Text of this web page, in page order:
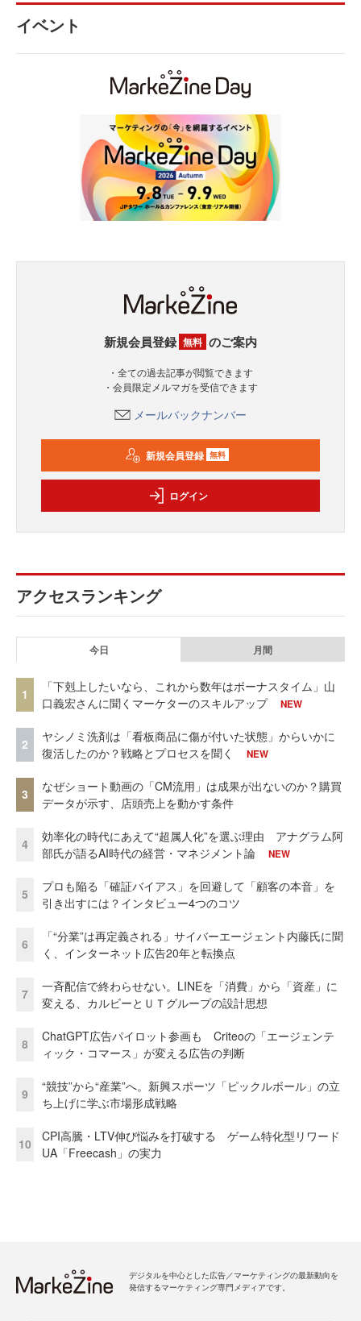
イベント
新規会員登録 無料 のご案内
・全ての過去記事が閲覧できます
・会員限定メルマガを受信できます
メールバックナンバー
新規会員登録 無料
ログイン
アクセスランキング
今日 月間
1
「下剋上したいなら、これから数年はボーナスタイム」山
口義宏さんに聞くマーケターのスキルアップ
NEW
2
ヤシノミ洗剤は「看板商品に傷が付いた状態」からいかに
復活したのか？戦略とプロセスを聞く
NEW
3
なぜショート動画の「CM流用」は成果が出ないのか？購買
データが示す、店頭売上を動かす条件
4
効率化の時代にあえて“超属人化”を選ぶ理由 アナグラム阿
部氏が語るAI時代の経営・マネジメント論
NEW
5
プロも陥る「確証バイアス」を回避して「顧客の本音」を
引き出すには？インタビュー4つのコツ
6
「“分業”は再定義される」サイバーエージェント内藤氏に聞
く、インターネット広告20年と転換点
7
一斉配信で終わらせない。LINEを「消費」から「資産」に
変える、カルビーとＵＴグループの設計思想
8
ChatGPT広告パイロット参画も Criteoの「エージェンテ
ィック・コマース」が変える広告の判断
9
“競技”から“産業”へ。新興スポーツ「ピックルボール」の立
ち上げに学ぶ市場形成戦略
10
CPI高騰・LTV伸び悩みを打破する ゲーム特化型リワード
UA「Freecash」の実力
デジタルを中心とした広告／マーケティングの最新動向を
発信するマーケティング専門メディアです。